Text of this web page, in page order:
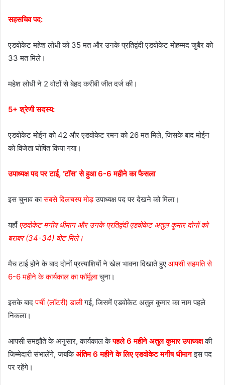
सहसचिव पद:
एडवोकेट महेश लोधी को 35 मत और उनके प्रतिद्वंदी एडवोकेट मोहम्मद जुबैर को
33 मत मिले।
महेश लोधी ने 2 वोटों से बेहद करीबी जीत दर्ज की।
5+ श्रेणी सदस्य:
एडवोकेट मोईन को 42 और एडवोकेट रमन को 26 मत मिले, जिसके बाद मोईन
को विजेता घोषित किया गया।
उपाध्यक्ष पद पर टाई, ‘टॉस’ से हुआ 6-6 महीने का फैसला
इस चुनाव कासबसे दिलचस्प मोड़उपाध्यक्ष पद पर देखने को मिला।
यहाँ एडवोकेट मनीष धीमान और उनके प्रतिद्वंदी एडवोकेट अतुल कुमार दोनों को
बराबर (34-34) वोट मिले।
मैच टाई होने के बाद दोनों प्रत्याशियों ने खेल भावना दिखाते हुए आपसी सहमति से
6-6 महीने के कार्यकाल का फॉर्मूलाचुना।
इसके बादपर्ची (लॉटरी) डालीगई, जिसमें एडवोकेट अतुल कुमार का नाम पहले
निकला।
आपसी समझौते के अनुसार, कार्यकाल केपहले 6 महीने अतुल कुमार उपाध्यक्षकी
जिम्मेदारी संभालेंगे, जबकिअंतिम 6 महीने के लिए एडवोकेट मनीष धीमानइस पद
पर रहेंगे।